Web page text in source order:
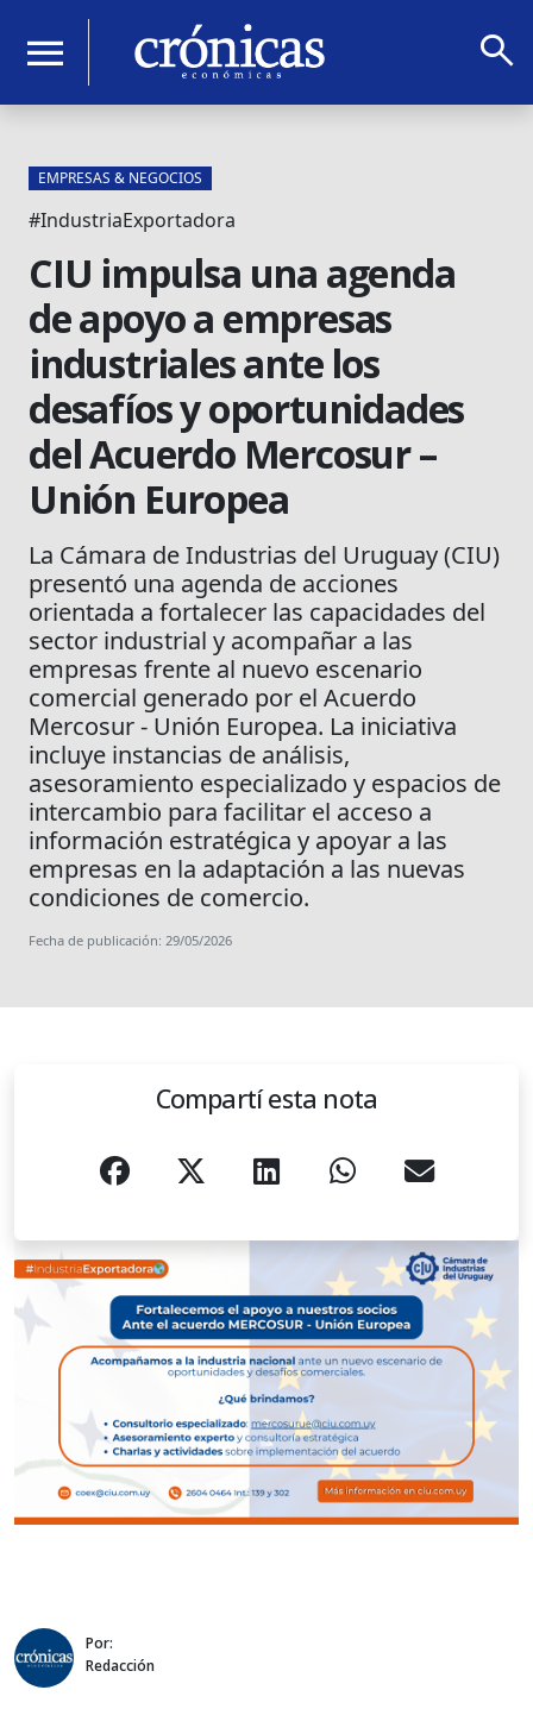
menu search
EMPRESAS & NEGOCIOS
#IndustriaExportadora
CIU impulsa una agenda
de apoyo a empresas
industriales ante los
desafíos y oportunidades
del Acuerdo Mercosur –
Unión Europea
La Cámara de Industrias del Uruguay (CIU)
presentó una agenda de acciones
orientada a fortalecer las capacidades del
sector industrial y acompañar a las
empresas frente al nuevo escenario
comercial generado por el Acuerdo
Mercosur - Unión Europea. La iniciativa
incluye instancias de análisis,
asesoramiento especializado y espacios de
intercambio para facilitar el acceso a
información estratégica y apoyar a las
empresas en la adaptación a las nuevas
condiciones de comercio.
Fecha de publicación: 29/05/2026
Compartí esta nota
Por:
Redacción